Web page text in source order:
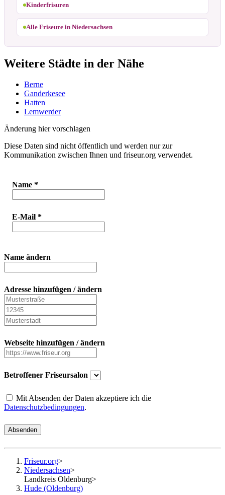
Kinderfrisuren
Alle Friseure in Niedersachsen
Weitere Städte in der Nähe
Berne
Ganderkesee
Hatten
Lemwerder
Änderung hier vorschlagen
Diese Daten sind nicht öffentlich und werden nur zur
Kommunikation zwischen Ihnen und friseur.org verwendet.
Name *
E-Mail *
Name ändern
Adresse hinzufügen / ändern
Webseite hinzufügen / ändern
Betroffener Friseursalon
Mit Absenden der Daten akzeptiere ich die
Datenschutzbedingungen.
Absenden
Friseur.org>
Niedersachsen>
Landkreis Oldenburg>
Hude (Oldenburg)